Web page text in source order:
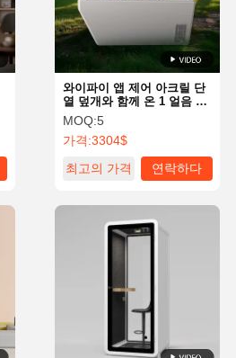
와이파이 앱 제어 아크릴 단
열 덮개와 함께 온 1 얼음 목
욕 냉장기 610W
MOQ:5
가격:3304$
최고의 가격
연락하다